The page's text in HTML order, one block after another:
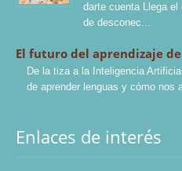
darte cuenta Llega
de desconec
El futuro del aprendizaje
De la tiza a la Inteligencia
de aprender lenguas y cómo nos
Enlaces de interés